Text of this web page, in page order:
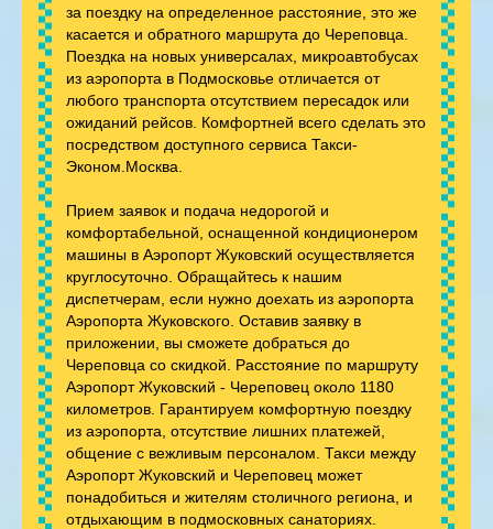
за поездку на определенное расстояние, это же
касается и обратного маршрута до Череповца.
Поездка на новых универсалах, микроавтобусах
из аэропорта в Подмосковье отличается от
любого транспорта отсутствием пересадок или
ожиданий рейсов. Комфортней всего сделать это
посредством доступного сервиса Такси-
Эконом.Москва.
Прием заявок и подача недорогой и
комфортабельной, оснащенной кондиционером
машины в Аэропорт Жуковский осуществляется
круглосуточно. Обращайтесь к нашим
диспетчерам, если нужно доехать из аэропорта
Аэропорта Жуковского. Оставив заявку в
приложении, вы сможете добраться до
Череповца со скидкой. Расстояние по маршруту
Аэропорт Жуковский - Череповец около 1180
километров. Гарантируем комфортную поездку
из аэропорта, отсутствие лишних платежей,
общение с вежливым персоналом. Такси между
Аэропорт Жуковский и Череповец может
понадобиться и жителям столичного региона, и
отдыхающим в подмосковных санаториях.